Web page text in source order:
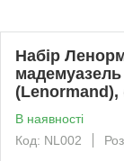
Набір
(Lenormand),
В наявності
Код: NL002